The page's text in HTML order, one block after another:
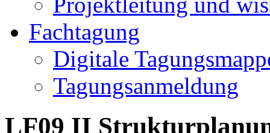
Fachtagung
Digitale
Tagungsanmeldung
LF09 II